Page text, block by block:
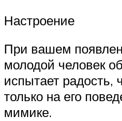
Настроение
При вашем
молодой человек
испытает радость,
только на его
мимике.